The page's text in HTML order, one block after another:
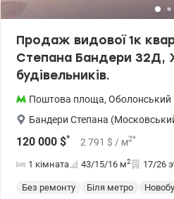
Продаж видової 1к
Степана Бандери 32Д,
будівельників.
Поштова площа, Оболонський
Бандери Степана
120 000 $* 2 791 $ / м2*
1 кімната 43/15/16 м2 17/26
Без ремонту Біля метро